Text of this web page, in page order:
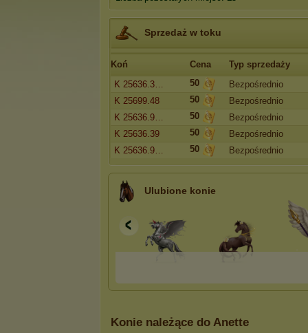
Sprzedaż w toku
Koń Cena
Typ sprzedaży
K 25636.3…
50
Bezpośrednio
K 25699.48
50
Bezpośrednio
K 25636.9…
50
Bezpośrednio
K 25636.39
50
Bezpośrednio
K 25636.9…
50 Bezpośrednio
Ulubione konie
Konie należące do Anette